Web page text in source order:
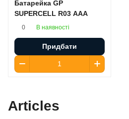
Батарейка GP
SUPERCELL R03 AAA
0 В наявності
Придбати
Articles